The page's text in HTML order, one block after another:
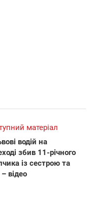
матеріал
водій на
збив 11-річного
із сестрою та
– відео